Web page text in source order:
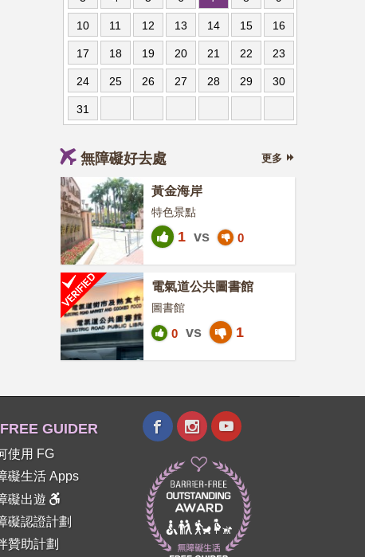
10 11 12 13 14 15 16
17 18 19 20 21 22 23
24 25 26 27 28 29 30
31
無障礙好去處 更多
黃金海岸
特色景點
1 vs 0
電氣道公共圖書館
圖書館
0 vs 1
FREE GUIDER
使用 FG
礙生活 Apps
礙出遊
礙認證計劃
贊助計劃